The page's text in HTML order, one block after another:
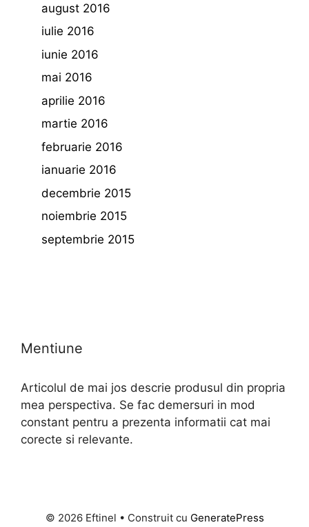
august 2016
iulie 2016
iunie 2016
mai 2016
aprilie 2016
martie 2016
februarie 2016
ianuarie 2016
decembrie 2015
noiembrie 2015
septembrie 2015
Mentiune
Articolul de mai jos descrie produsul din propria
mea perspectiva. Se fac demersuri in mod
constant pentru a prezenta informatii cat mai
corecte si relevante.
© 2026 Eftinel • Construit cu GeneratePress